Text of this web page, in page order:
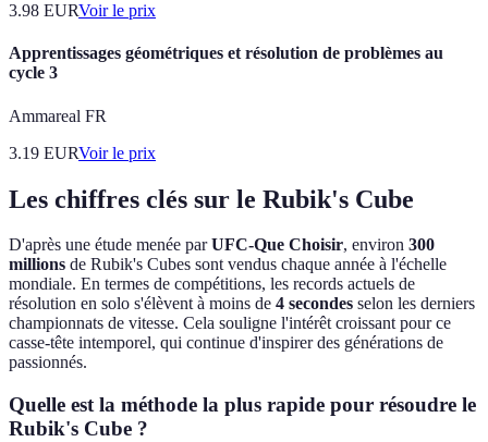
3.98 EURVoir le prix
Apprentissages géométriques et résolution de problèmes au
cycle 3
Ammareal FR
3.19 EURVoir le prix
Les chiffres clés sur le Rubik's Cube
D'après une étude menée parUFC-Que Choisir, environ 300
millions de Rubik's Cubes sont vendus chaque année à l'échelle
mondiale. En termes de compétitions, les records actuels de
résolution en solo s'élèvent à moins de 4 secondes selon les derniers
championnats de vitesse. Cela souligne l'intérêt croissant pour ce
casse-tête intemporel, qui continue d'inspirer des générations de
passionnés.
Quelle est la méthode la plus rapide pour résoudre le
Rubik's Cube ?